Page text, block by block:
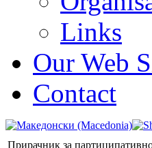
Links
Our Web
Contact
Прирачник за